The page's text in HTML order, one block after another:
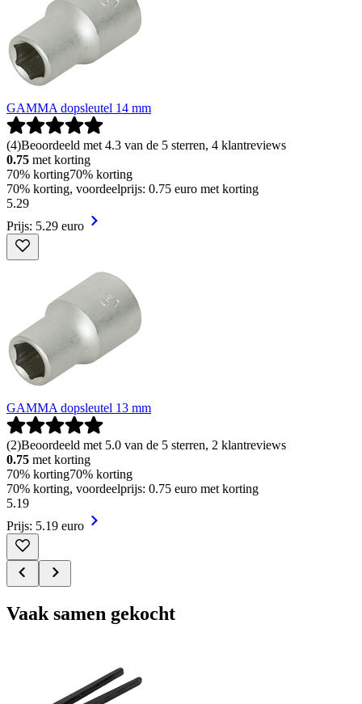
GAMMA dopsleutel 14 mm
(4)Beoordeeld met 4.3 van de 5 sterren, 4 klantreviews
0.75 met korting
70% korting70% korting
70% korting, voordeelprijs: 0.75 euro met korting
5.29
Prijs: 5.29 euro
GAMMA dopsleutel 13 mm
(2)Beoordeeld met 5.0 van de 5 sterren, 2 klantreviews
0.75 met korting
70% korting70% korting
70% korting, voordeelprijs: 0.75 euro met korting
5.19
Prijs: 5.19 euro
Vaak samen gekocht